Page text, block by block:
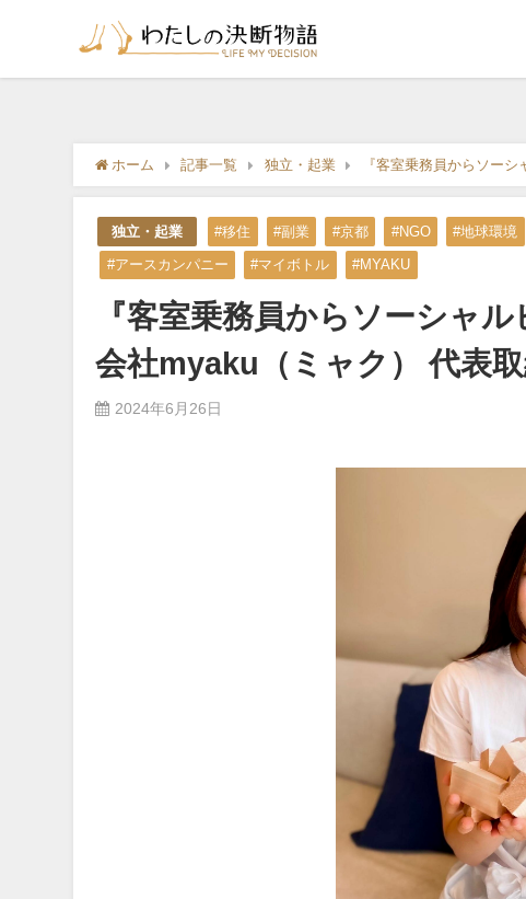
ホーム 記事一覧 独立・起業 『客室乗務員からソー
独立・起業 #移住 #副業 #京都 #NGO #地球環境
#アースカンパニー #マイボトル #MYAKU
『客室乗務員からソーシャ
会社myaku（ミャク） 代表
2024年6月26日